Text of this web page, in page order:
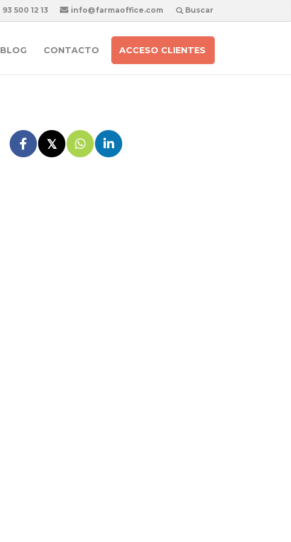
Buscar
93 500 12 13 info@farmaoffice.com
BLOG CONTACTO ACCESO CLIENTES